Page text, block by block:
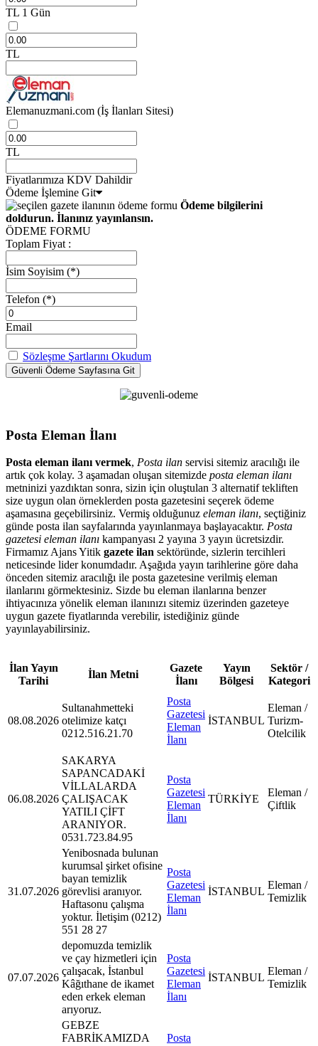
TL 1 Gün
TL
Elemanuzmani.com (İş İlanları Sitesi)
TL
Fiyatlarımıza KDV Dahildir
Ödeme İşlemine Git
Ödeme bilgilerini
doldurun. İlanınız yayınlansın.
ÖDEME FORMU
Toplam Fiyat :
İsim Soyisim (*)
Telefon (*)
Email
Sözleşme Şartlarını Okudum
Posta Eleman İlanı
Posta eleman ilanı vermek, Posta ilan servisi sitemiz aracılığı ile
artık çok kolay. 3 aşamadan oluşan sitemizde posta eleman ilanı
metninizi yazdıktan sonra, sizin için oluştulan 3 alternatif tekliften
size uygun olan örneklerden posta gazetesini seçerek ödeme
aşamasına geçebilirsiniz. Vermiş olduğunuz eleman ilanı, seçtiğiniz
günde posta ilan sayfalarında yayınlanmaya başlayacaktır. Posta
gazetesi eleman ilanı kampanyası 2 yayına 3 yayın ücretsizdir.
Firmamız Ajans Yitik gazete ilan sektöründe, sizlerin tercihleri
neticesinde lider konumdadır. Aşağıda yayın tarihlerine göre daha
önceden sitemiz aracılığı ile posta gazetesine verilmiş eleman
ilanlarını görmektesiniz. Sizde bu eleman ilanlarına benzer
ihtiyacınıza yönelik eleman ilanınızı sitemiz üzerinden gazeteye
uygun gazete fiyatlarında verebilir, istediğiniz günde
yayınlayabilirsiniz.
İlan Yayın
Tarihi
İlan Metni
Gazete
İlanı
Yayın
Bölgesi
Sektör /
Kategori
08.08.2026
Sultanahmetteki
otelimize katçı
0212.516.21.70
Posta
Gazetesi
Eleman
İlanı
İSTANBUL
Eleman /
Turizm-
Otelcilik
06.08.2026
SAKARYA
SAPANCADAKİ
VİLLALARDA
ÇALIŞACAK
YATILI ÇİFT
ARANIYOR.
0531.723.84.95
Posta
Gazetesi
Eleman
İlanı
TÜRKİYE
Eleman /
Çiftlik
31.07.2026
Yenibosnada bulunan
kurumsal şirket ofisine
bayan temizlik
görevlisi aranıyor.
Haftasonu çalışma
yoktur. İletişim (0212)
551 28 27
Posta
Gazetesi
Eleman
İlanı
İSTANBUL
Eleman /
Temizlik
07.07.2026
depomuzda temizlik
ve çay hizmetleri için
çalışacak, İstanbul
Kâğıthane de ikamet
eden erkek eleman
arıyoruz.
Posta
Gazetesi
Eleman
İlanı
İSTANBUL
Eleman /
Temizlik
GEBZE
FABRİKAMIZDA
Posta